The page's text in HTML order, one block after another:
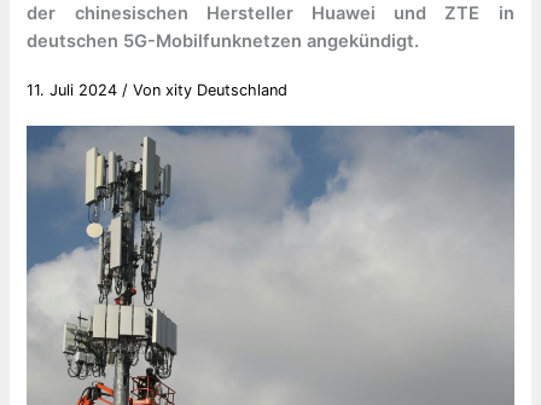
der chinesischen Hersteller Huawei und ZTE in
deutschen 5G-Mobilfunknetzen angekündigt.
11. Juli 2024 / Vonxity Deutschland